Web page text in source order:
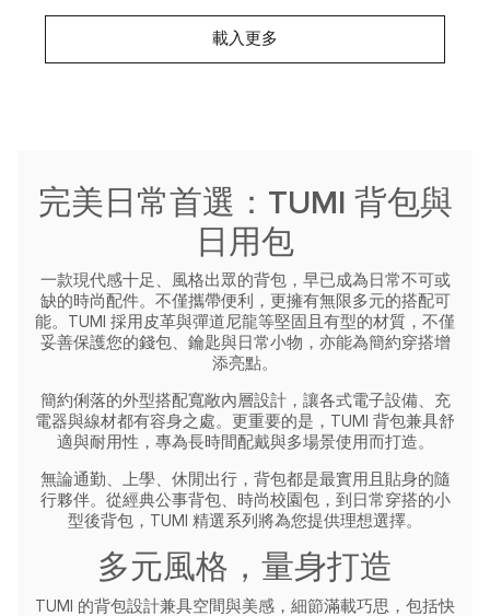
載入更多
完美日常首選：TUMI 背包與
日用包
一款現代感十足、風格出眾的背包，早已成為日常不可或
缺的時尚配件。不僅攜帶便利，更擁有無限多元的搭配可
能。TUMI 採用皮革與彈道尼龍等堅固且有型的材質，不僅
妥善保護您的錢包、鑰匙與日常小物，亦能為簡約穿搭增
添亮點。
簡約俐落的外型搭配寬敞內層設計，讓各式電子設備、充
電器與線材都有容身之處。更重要的是，TUMI 背包兼具舒
適與耐用性，專為長時間配戴與多場景使用而打造。
無論通勤、上學、休閒出行，背包都是最實用且貼身的隨
行夥伴。從經典公事背包、時尚校園包，到日常穿搭的小
型後背包，TUMI 精選系列將為您提供理想選擇。
多元風格，量身打造
TUMI 的背包設計兼具空間與美感，細節滿載巧思，包括快